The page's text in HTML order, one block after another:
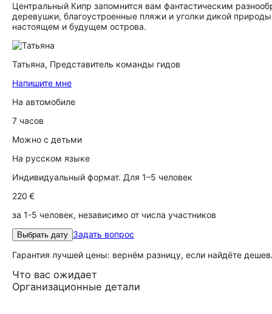
Центральный Кипр запомнится вам фантастическим
деревушки, благоустроенные пляжи и уголки дикой
настоящем и будущем острова.
Татьяна, Представитель команды гидов
Напишите мне
На автомобиле
7 часов
Можно с детьми
На русском языке
Индивидуальный формат. Для 1–5 человек
220 €
за 1-5 человек, независимо от числа участников
Выбрать дату Задать вопрос
Гарантия лучшей цены: вернём разницу, если найдёте
Что вас ожидает
Организационные детали